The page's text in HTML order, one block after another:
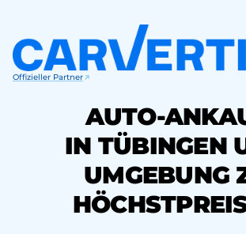
Offizieller Partner
AUTO-
IN TÜBINGEN
UMGEBUNG